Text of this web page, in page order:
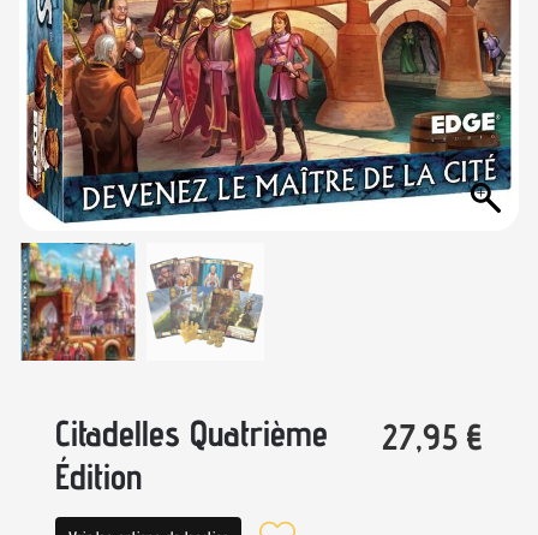
Citadelles Quatrième
Édition
27,95 €